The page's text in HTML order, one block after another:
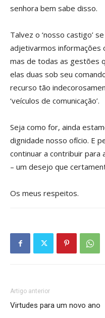
senhora bem sabe disso.
Talvez o ‘nosso castigo’
adjetivarmos informações
mas de todas as gestões
elas duas sob seu
recurso tão
‘veículos de comunicação’.
Seja como for, ainda
dignidade nosso ofício. E
continuar a contribuir para
– um desejo que
Os meus respeitos.
Artigo anterior
Virtudes para um novo ano